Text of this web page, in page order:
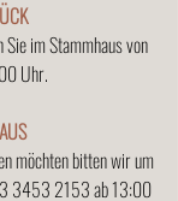
im Stammhaus von
Uhr.
möchten bitten wir um
3453 2153ab 13:00